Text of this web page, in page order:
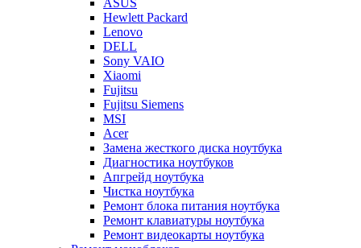
ASUS
Hewlett Packard
Lenovo
DELL
Sony VAIO
Xiaomi
Fujitsu
Fujitsu Siemens
MSI
Acer
Замена жесткого диска ноутбука
Диагностика ноутбуков
Апгрейд ноутбука
Чистка ноутбука
Ремонт блока питания ноутбука
Ремонт клавиатуры ноутбука
Ремонт видеокарты ноутбука